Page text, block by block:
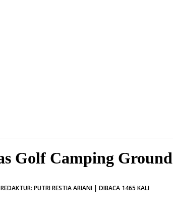
Golf Camping Ground
PUTRI RESTIA ARIANI | DIBACA 1465 KALI